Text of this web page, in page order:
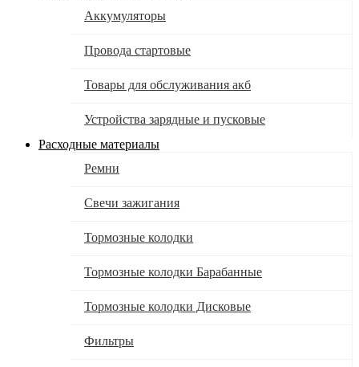
Аккумуляторы
Провода стартовые
Товары для обслуживания акб
Устройства зарядные и пусковые
Расходные материалы
Ремни
Свечи зажигания
Тормозные колодки
Тормозные колодки Барабанные
Тормозные колодки Дисковые
Фильтры